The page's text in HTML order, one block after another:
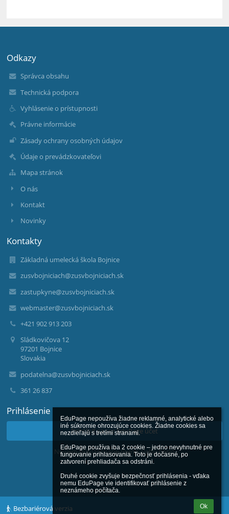
EduPage nepoužíva žiadne reklamné, analytické alebo
iné súkromie ohrozujúce cookies. Žiadne cookies sa
nezdieľajú s tretími stranami.
EduPage používa iba 2 cookie – jedno nevyhnutné pre
fungovanie prihlasovania. Toto je dočasné, po
zatvorení prehliadača sa odstráni.
Druhé cookie zvyšuje bezpečnosť prihlásenia - vďaka
nemu EduPage vie identifikovať prihlásenie z
neznámeho počítača.
Ok
Odkazy
Správca obsahu
Technická podpora
Vyhlásenie o prístupnosti
Právne informácie
Zásady ochrany osobných údajov
Údaje o prevádzkovateľovi
Mapa stránok
O nás
Kontakt
Novinky
Kontakty
Základná umelecká škola Bojnice
zusvbojniciach@zusvbojniciach.sk
zastupkyne@zusvbojniciach.sk
webmaster@zusvbojniciach.sk
+421 902 913 203
Sládkovičova 12
97201 Bojnice
Slovakia
podatelna@zusvbojniciach.sk
361 26 837
Prihlásenie
Prihlásiť sa cez EduPage účet
Neviem prihlasovacie meno alebo heslo
Bezbariérová verzia